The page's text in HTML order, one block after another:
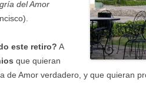
del Amor
este retiro? A
que quieran
de Amor verdadero, y que quieran